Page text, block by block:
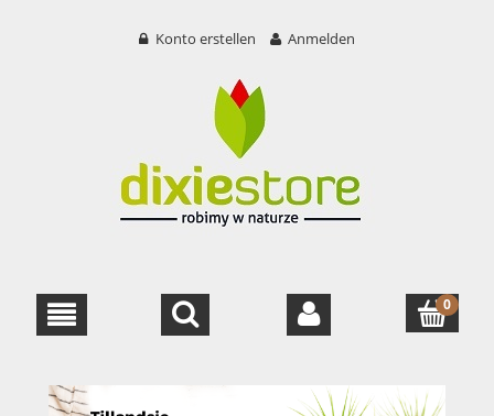
Konto erstellen Anmelden